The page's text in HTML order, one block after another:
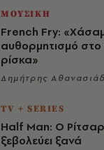
ΜΟΥΣΙΚΗ
French Fry:
αυθορμητισμό στο
ρίσκα»
Δημήτρης
TV + SERIES
Half Man: Ο
ξεβολεύει ξανά